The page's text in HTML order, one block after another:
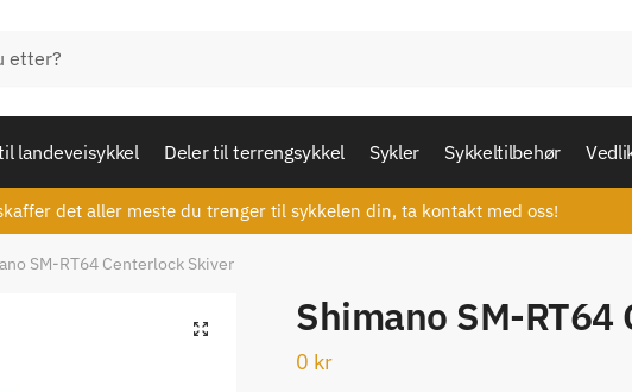
landeveisykkel Deler til terrengsykkel Sykler Sykkeltilbehør
det aller meste du trenger til sykkelen din, ta kontakt med oss!
SM-RT64 Centerlock Skiver
🔍 Shimano SM-
0 kr